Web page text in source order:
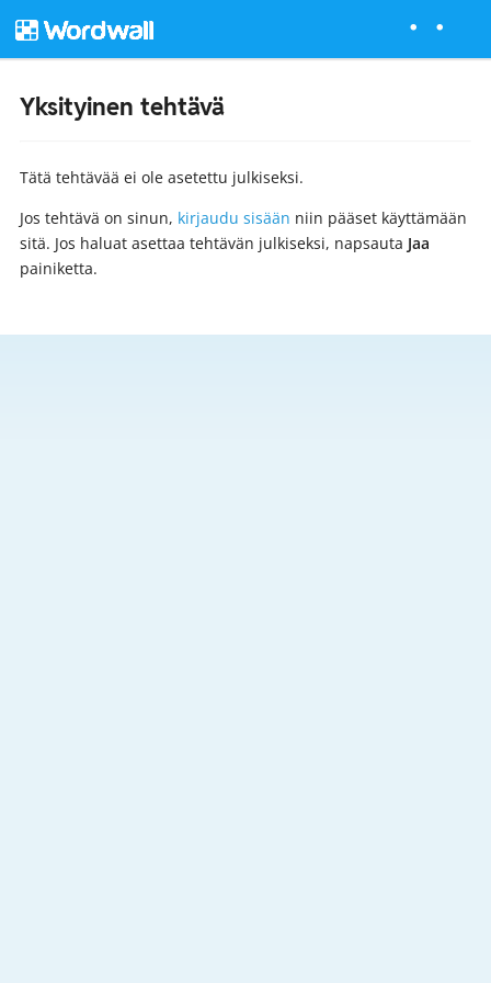
Yksityinen tehtävä
Tätä tehtävää ei ole asetettu julkiseksi.
Jos tehtävä on sinun, kirjaudu sisään niin pääset käyttämään
sitä. Jos haluat asettaa tehtävän julkiseksi, napsauta Jaa
painiketta.